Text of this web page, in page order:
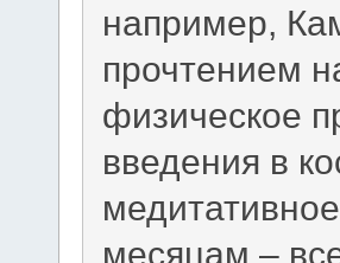
например,
прочтением
физическое
введения в
месяцам –